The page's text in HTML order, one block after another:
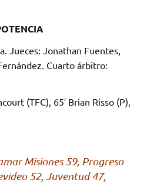
Jueces: Jonathan Fuentes,
Cuarto árbitro:
(TFC), 65′ Brian Risso (P),
Misiones 59, Progreso
52, Juventud 47,